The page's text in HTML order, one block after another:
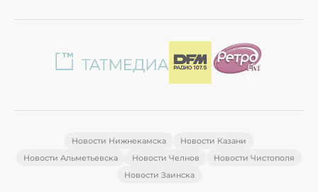
Новости Нижнекамска
Новости Казани
Новости Альметьевска
Новости Челнов
Новости Чистополя
Новости Заинска